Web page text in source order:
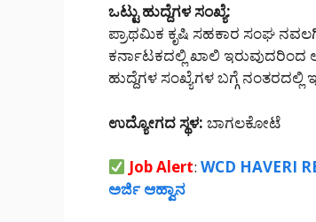
ಒಟ್ಟು ಹುದ್ದೆಗಳ ಸಂಖ್ಯೆ:
ಪ್ರಾಥಮಿಕ ಕೃಷಿ ಸಹಕಾರ ಸಂಘ
ಕರ್ನಾಟಕದಲ್ಲಿ ‌ಖಾಲಿ ಇರುವುದರಿಂದ
ಹುದ್ದೆಗಳ ಸಂಖ್ಯೆಗಳ ಬಗ್ಗೆ
ಉದ್ಯೋಗದ ಸ್ಥಳ: ಬಾಗಲಕೋಟೆ
Job Alert:WCD HAVERI
ಅರ್ಜಿ ಆಹ್ವಾನ